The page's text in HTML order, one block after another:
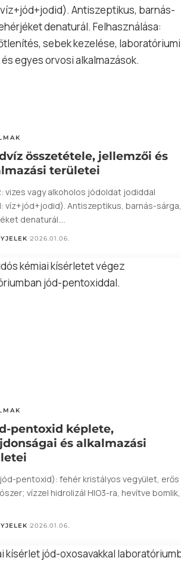
összetétele, jellemzői és
területei
vizes vagy alkoholos jódoldat jodiddal
víz+jód+jodid). Antiszeptikus, barnás-sárga,
denaturál.…
2026.01.06.
pentoxid képlete,
és alkalmazási
pentoxid): fehér kristályos vegyület, erős
vízzel hidrolizál HIO3-ra, hevítve bomlik,
2026.01.06.